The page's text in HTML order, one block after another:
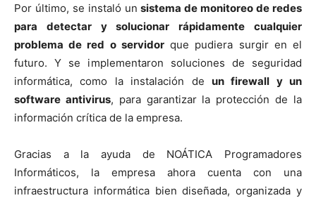
Por último, se instaló unsistema de monitoreo de redes
para detectar y solucionar rápidamente cualquier
problema de red o servidorque pudiera surgir en el
futuro. Y se implementaron soluciones de seguridad
informática, como la instalación de un firewall y un
software antivirus, para garantizar la protección de la
información crítica de la empresa.
Gracias a la ayuda de NOÁTICA Programadores
Informáticos, la empresa ahora cuenta con una
infraestructura informática bien diseñada, organizada y